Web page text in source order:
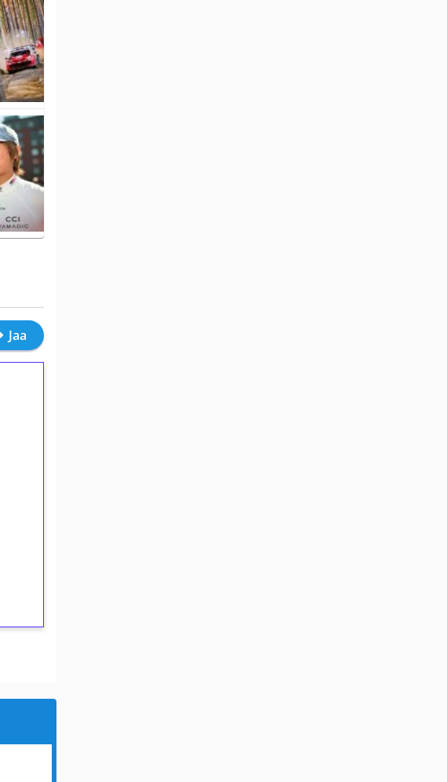
Jaa